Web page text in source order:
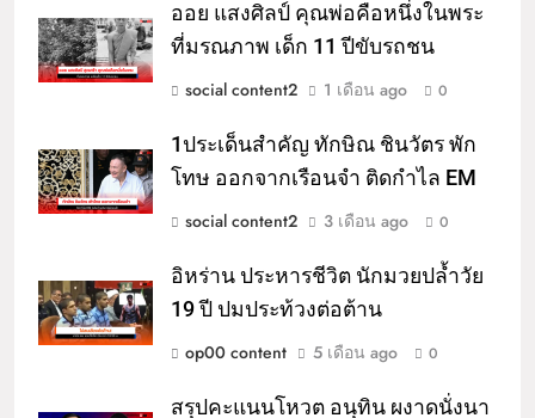
ออย แสงศิลป์ คุณพ่อคือหนึ่งในพระ
ที่มรณภาพ เด็ก 11 ปีขับรถชน
social content2
1 เดือน ago 0
1ประเด็นสำคัญ ทักษิณ ชินวัตร พัก
โทษ ออกจากเรือนจำ ติดกำไล EM
social content2
3 เดือน ago 0
อิหร่าน ประหารชีวิต นักมวยปล้ำวัย
19 ปี ปมประท้วงต่อต้าน
op00 content
5 เดือน ago 0
สรุปคะแนนโหวต อนุทิน ผงาดนั่งนา